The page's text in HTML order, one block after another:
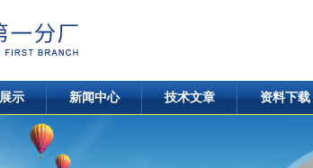
示 新闻中心 技术文章 资料下载